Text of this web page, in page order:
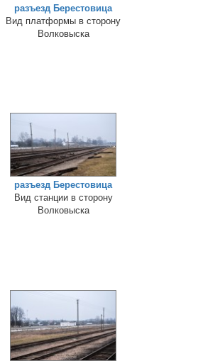
разъезд Берестовица
Вид платформы в сторону
Волковыска
разъезд Берестовица
Вид станции в сторону
Волковыска